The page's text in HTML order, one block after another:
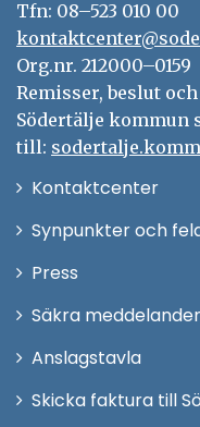
Tfn: 08–523 010 00
Org.nr. 212000–0159
Remisser, beslut
Södertälje kommun
till:
Kontaktcenter
Synpunkter och
Press
fönster
Säkra
Anslagstavla
Skicka faktura till